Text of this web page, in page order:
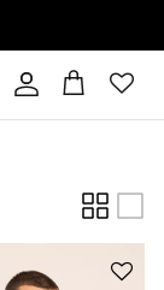
ComptePanier